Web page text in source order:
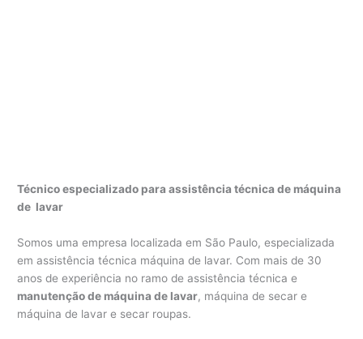
Técnico especializado para assistência técnica de máquina
de lavar
Somos uma empresa localizada em São Paulo, especializada
em assistência técnica máquina de lavar. Com mais de 30
anos de experiência no ramo de assistência técnica e
manutenção de máquina de lavar, máquina de secar e
máquina de lavar e secar roupas.